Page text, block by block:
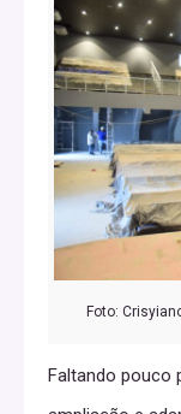
Foto:
Faltando pouco